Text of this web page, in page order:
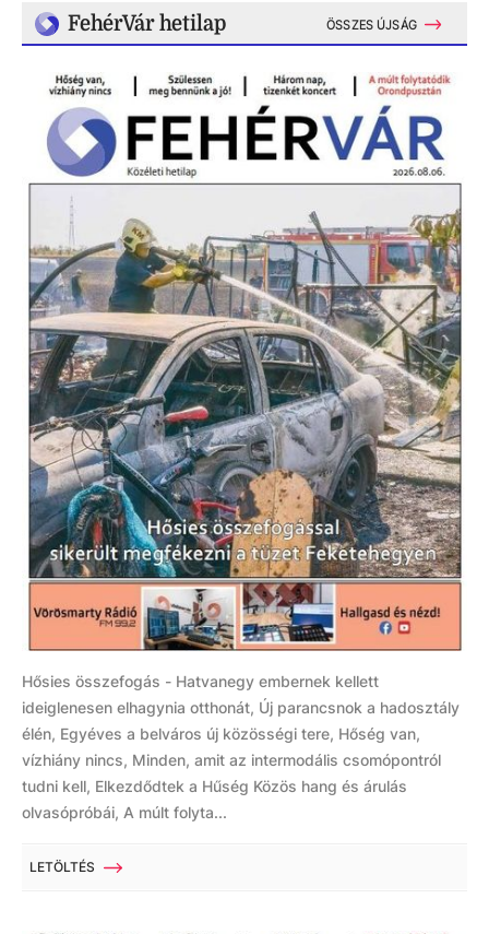
FehérVár hetilap ÖSSZES ÚJSÁG
Hősies összefogás - Hatvanegy embernek kellett
ideiglenesen elhagynia otthonát, Új parancsnok a hadosztály
élén, Egyéves a belváros új közösségi tere, Hőség van,
vízhiány nincs, Minden, amit az intermodális csomópontról
tudni kell, Elkezdődtek a Hűség Közös hang és árulás
olvasópróbái, A múlt folyta...
LETÖLTÉS